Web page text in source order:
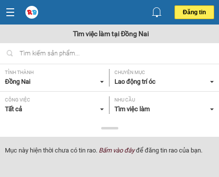
Đăng tin
Tìm việc làm tại Đồng Nai
TỈNH THÀNH
Đồng Nai
CHUYÊN MỤC
Lao động trí óc
CÔNG VIỆC
Tất cả
NHU CẦU
Tìm việc làm
Tất cả
Mục này hiện thời chưa có tin rao. Bấm vào đâyđể đăng tin rao của bạn.